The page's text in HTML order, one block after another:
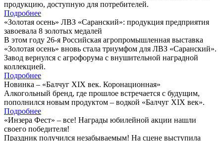
продукцию, доступную для потребителей.
Подробнее
«Золотая осень» ЛВЗ «Саранский»: продукция предприятия
завоевала 8 золотых медалей
В этом году 26-я Российская агропромышленная выставка
«Золотая осень» вновь стала триумфом для ЛВЗ «Саранский».
Завод вернулся с агрофорума с внушительной наградной
коллекцией.
Подробнее
Новинка – «Балчуг XIX век. Коронационная»
Алкогольный бренд, где прошлое встречается с будущим,
пополнился новым продуктом – водкой «Балчуг XIX век».
Подробнее
«Инзера Фест» – все! Награды юбилейной акции нашли
своего победителя!
Праздник получился незабываемым! На сцене выступила